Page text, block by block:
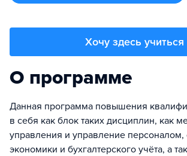
Хочу здесь учиться
О программе
Данная программа повышения
в себя как блок таких дисциплин, как
управления и управление
экономики и бухгалтерского учёта, а